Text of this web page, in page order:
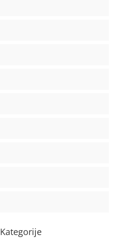
Kategorije